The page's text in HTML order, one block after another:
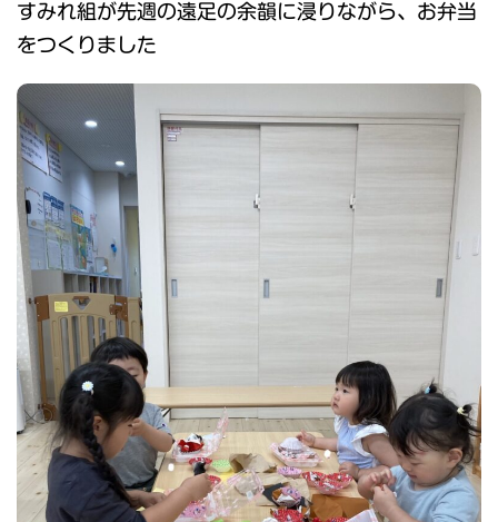
すみれ組が先週の遠足の余韻に浸りながら、お弁当
をつくりました